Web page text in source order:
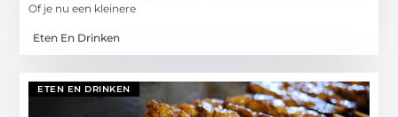
Of je nu een kleinere
Eten En Drinken
ETEN EN DRINKEN